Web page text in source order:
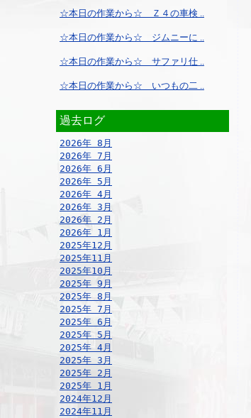
☆本日の作業から☆ Ｚ４の車検 ..
☆本日の作業から☆ ジムニーに ..
☆本日の作業から☆ サファリ仕 ..
☆本日の作業から☆ いつもの二 ..
過去ログ
2026年 8月
2026年 7月
2026年 6月
2026年 5月
2026年 4月
2026年 3月
2026年 2月
2026年 1月
2025年12月
2025年11月
2025年10月
2025年 9月
2025年 8月
2025年 7月
2025年 6月
2025年 5月
2025年 4月
2025年 3月
2025年 2月
2025年 1月
2024年12月
2024年11月